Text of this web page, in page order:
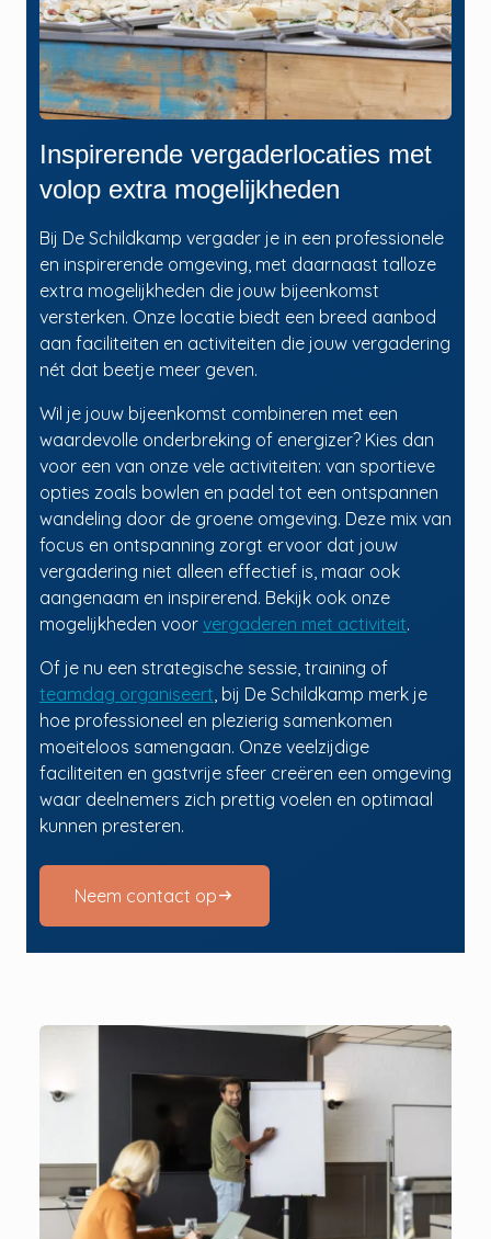
Inspirerende vergaderlocaties met
volop extra mogelijkheden
Bij De Schildkamp vergader je in een professionele
en inspirerende omgeving, met daarnaast talloze
extra mogelijkheden die jouw bijeenkomst
versterken. Onze locatie biedt een breed aanbod
aan faciliteiten en activiteiten die jouw vergadering
nét dat beetje meer geven.
Wil je jouw bijeenkomst combineren met een
waardevolle onderbreking of energizer? Kies dan
voor een van onze vele activiteiten: van sportieve
opties zoals bowlen en padel tot een ontspannen
wandeling door de groene omgeving. Deze mix van
focus en ontspanning zorgt ervoor dat jouw
vergadering niet alleen effectief is, maar ook
aangenaam en inspirerend. Bekijk ook onze
mogelijkheden voor vergaderen met activiteit.
Of je nu een strategische sessie, training of
teamdag organiseert , bij De Schildkamp merk je
hoe professioneel en plezierig samenkomen
moeiteloos samengaan. Onze veelzijdige
faciliteiten en gastvrije sfeer creëren een omgeving
waar deelnemers zich prettig voelen en optimaal
kunnen presteren.
Neem contact oparrow_right_alt